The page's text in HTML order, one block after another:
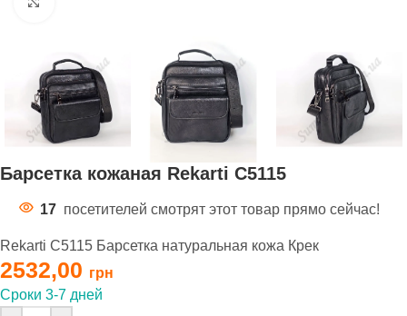
Барсетка кожаная Rekarti С5115
17 посетителей смотрят этот товар прямо сейчас!
Rekarti С5115 Барсетка натуральная кожа Крек
2532,00
Сроки 3-7 дней